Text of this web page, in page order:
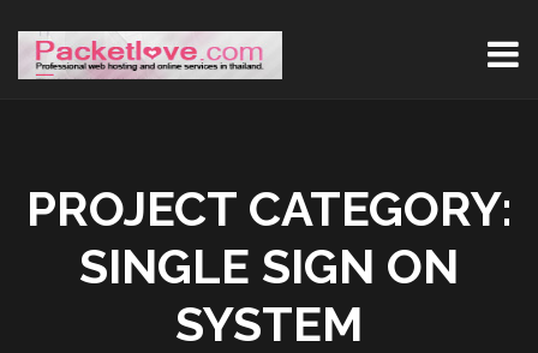
PROJECT CATEGORY:
SINGLE SIGN ON
SYSTEM